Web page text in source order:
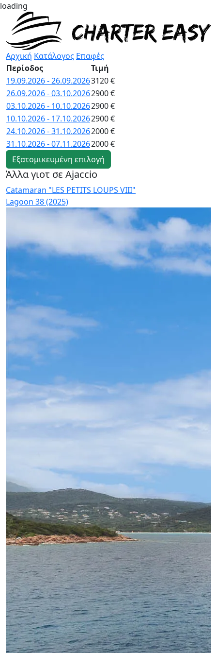
loading
Αρχική Κατάλογος Επαφές
Περίοδος
Τιμή
19.09.2026 - 26.09.20263120 €
26.09.2026 - 03.10.20262900 €
03.10.2026 - 10.10.20262900 €
10.10.2026 - 17.10.20262900 €
24.10.2026 - 31.10.20262000 €
31.10.2026 - 07.11.20262000 €
Εξατομικευμένη επιλογή
Άλλα γιοτ σε Ajaccio
Catamaran "LES PETITS LOUPS VIII"
Lagoon 38 (2025)